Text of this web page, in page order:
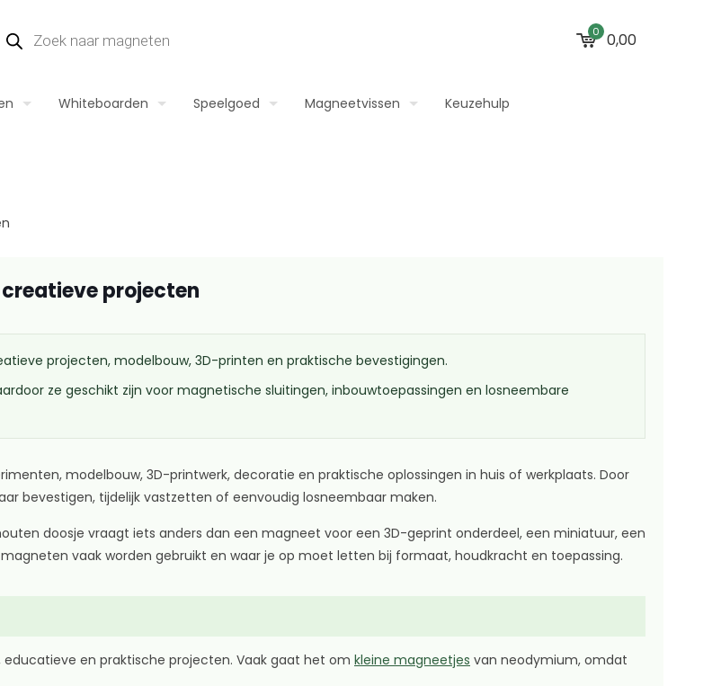
0 0,00
Whiteboarden Speelgoed Magneetvissen Keuzehulp
projecten
projecten, modelbouw, 3D-printen en praktische bevestigingen.
ze geschikt zijn voor magnetische sluitingen, inbouwtoepassingen en losneembare
modelbouw, 3D-printwerk, decoratie en praktische oplossingen in huis of werkplaats. Door
bevestigen, tijdelijk vastzetten of eenvoudig losneembaar maken.
doosje vraagt iets anders dan een magneet voor een 3D-geprint onderdeel, een miniatuur, een
vaak worden gebruikt en waar je op moet letten bij formaat, houdkracht en toepassing.
en praktische projecten. Vaak gaat het om kleine magneetjes van neodymium, omdat